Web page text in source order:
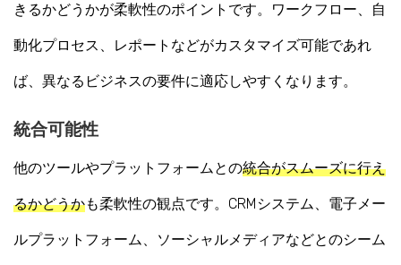
きるかどうかが柔軟性のポイントです。ワークフロー、自
動化プロセス、レポートなどがカスタマイズ可能であれ
ば、異なるビジネスの要件に適応しやすくなります。
統合可能性
他のツールやプラットフォームとの統合がスムーズに行え
るかどうかも柔軟性の観点です。CRMシステム、電子メー
ルプラットフォーム、ソーシャルメディアなどとのシーム